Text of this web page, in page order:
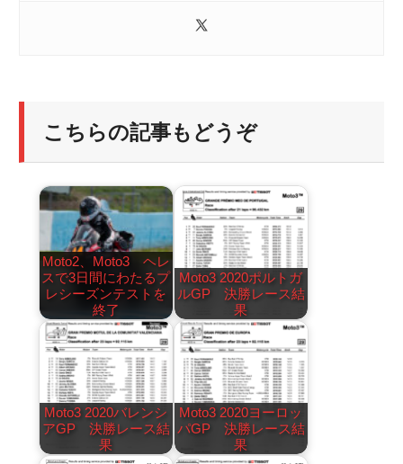
こちらの記事もどうぞ
Moto2、Moto3 ヘレ
スで3日間にわたるプ
レシーズンテストを
終了
Moto3 2020ポルトガ
ルGP 決勝レース結
果
Moto3 2020バレンシ
アGP 決勝レース結
果
Moto3 2020ヨーロッ
パGP 決勝レース結
果